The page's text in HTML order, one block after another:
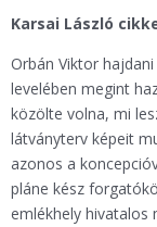
Karsai László
Orbán Viktor
levelében megint
közölte volna, mi
látványterv képeit
azonos a
pláne kész
emlékhely hivatalos